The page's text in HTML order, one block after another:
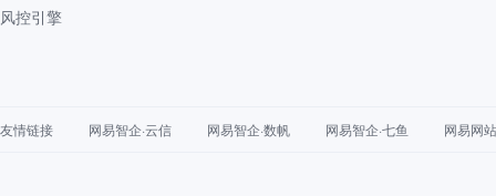
风控引擎
友情链接 网易智企·云信 网易智企·数帆 网易智企·七鱼 网易网